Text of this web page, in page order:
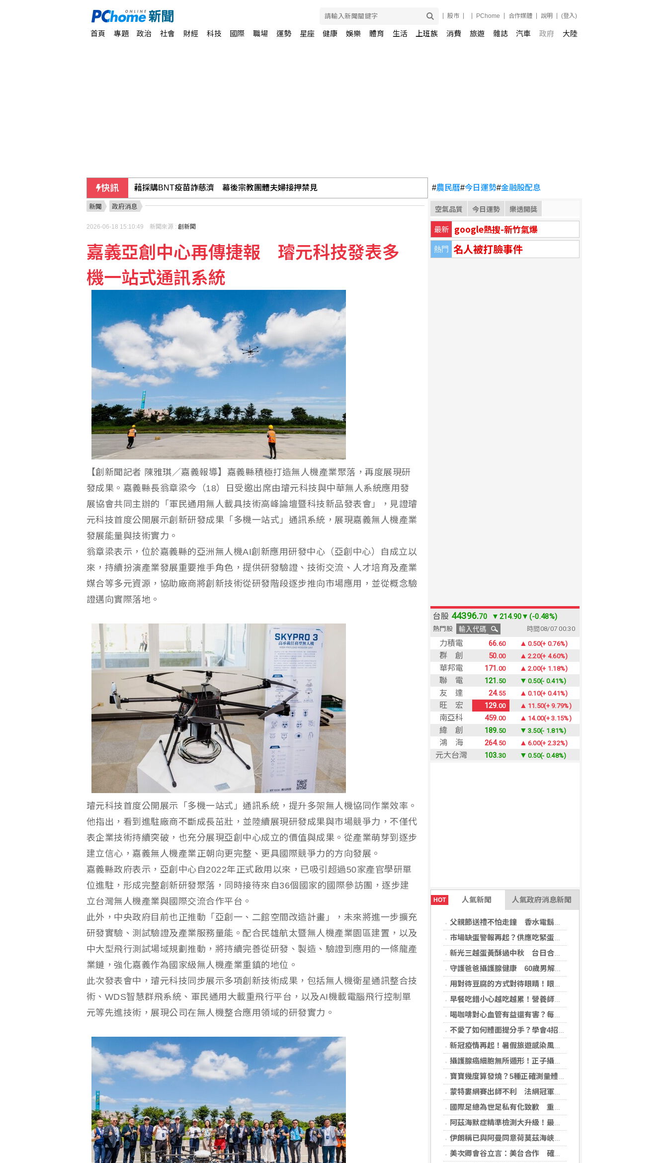
股市 PChome 合作媒體 說明 (登入)
首頁 專題 政治 社會 財經 科技 國際 職場 運勢 星座 健康 娛樂 體育 生活 上班族 消費 旅遊 雜誌 汽車 政府 大陸
快訊 藉採購BNT疫苗詐慈濟 幕後宗教團體夫婦接押禁見
漢光第2天 淡江大橋首度封橋設3防線阻敵直衝中樞
#農民曆#今日運勢#金融股配息
空氣品質 今日運勢 樂透開獎
最新 google熱搜-新竹氣爆
熱門 名人被打臉事件
HOT 人氣新聞 人氣政府消息新聞
父親節送禮不怕走鐘 香水電鬍刀千年不敗
市場缺蛋警報再起？供應吃緊蛋價蠢蠢欲動
新光三越蛋黃酥過中秋 台日合作開發話題新品
守護爸爸攝護腺健康 60歲男解尿異常 靠PHI檢測及早揪出攝護腺癌
用對待豆腐的方式對待眼睛！眼科醫揭「4件事」絕不可以對眼睛做
早餐吃錯小心越吃越累！營養師點名3大NG組合：根本「台式安眠藥」
喝咖啡對心血管有益還有害？每日可以喝幾杯咖啡？美心臟協會一次解答
不愛了如何體面提分手？學會4招重新看待分手：道歉、挽留都沒必要
新冠疫情再起！暑假旅遊感染風險增 專家教你這樣做好防護
攝護腺癌細胞無所遁形！正子攝影掃描揪出攝護腺癌，精準定位助早期治療
寶寶幾度算發燒？5種正確測量體溫的方法：耳溫測量快、額溫快速便利
蒙特婁網賽出師不利 法網冠軍茲韋列夫輸荷蘭對手
國際足總為世足私有化致歉 重申力挺主席英凡提諾
阿茲海默症精準檢測大升級！最新血液生物標記檢測，不再只能靠「猜」
伊朗稱已與阿曼同意荷莫茲海峽通行航道 海峽重開與否取決美國
美次卿會谷立言：美台合作 確保AI關鍵供應鏈安全
新聞 政府消息
2026-06-18 15:10:49 新聞來源 : 創新聞
嘉義亞創中心再傳捷報 璿元科技發表多
機一站式通訊系統
【創新聞記者 陳雅琪／嘉義報導】嘉義縣積極打造無人機產業聚落，再度展現研
發成果。嘉義縣長翁章梁今（18）日受邀出席由璿元科技與中華無人系統應用發
展協會共同主辦的「軍民通用無人載具技術高峰論壇暨科技新品發表會」，見證璿
元科技首度公開展示創新研發成果「多機一站式」通訊系統，展現嘉義無人機產業
發展能量與技術實力。
翁章梁表示，位於嘉義縣的亞洲無人機AI創新應用研發中心（亞創中心）自成立以
來，持續扮演產業發展重要推手角色，提供研發驗證、技術交流、人才培育及產業
媒合等多元資源，協助廠商將創新技術從研發階段逐步推向市場應用，並從概念驗
證邁向實際落地。
璿元科技首度公開展示「多機一站式」通訊系統，提升多架無人機協同作業效率。
他指出，看到進駐廠商不斷成長茁壯，並陸續展現研發成果與市場競爭力，不僅代
表企業技術持續突破，也充分展現亞創中心成立的價值與成果。從產業萌芽到逐步
建立信心，嘉義無人機產業正朝向更完整、更具國際競爭力的方向發展。
嘉義縣政府表示，亞創中心自2022年正式啟用以來，已吸引超過50家產官學研單
位進駐，形成完整創新研發聚落，同時接待來自36個國家的國際參訪團，逐步建
立台灣無人機產業與國際交流合作平台。
此外，中央政府目前也正推動「亞創一、二館空間改造計畫」，未來將進一步擴充
研發實驗、測試驗證及產業服務量能。配合民雄航太暨無人機產業園區建置，以及
中大型飛行測試場域規劃推動，將持續完善從研發、製造、驗證到應用的一條龍產
業鏈，強化嘉義作為國家級無人機產業重鎮的地位。
此次發表會中，璿元科技同步展示多項創新技術成果，包括無人機衛星通訊整合技
術、WDS智慧群飛系統、軍民通用大載重飛行平台，以及AI機載電腦飛行控制單
元等先進技術，展現公司在無人機整合應用領域的研發實力。